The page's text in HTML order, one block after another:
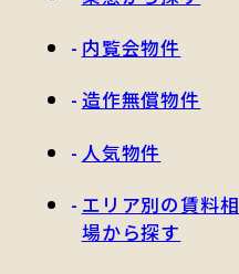
内覧会物件
造作無償物件
人気物件
エリア別の賃料相
場から探す